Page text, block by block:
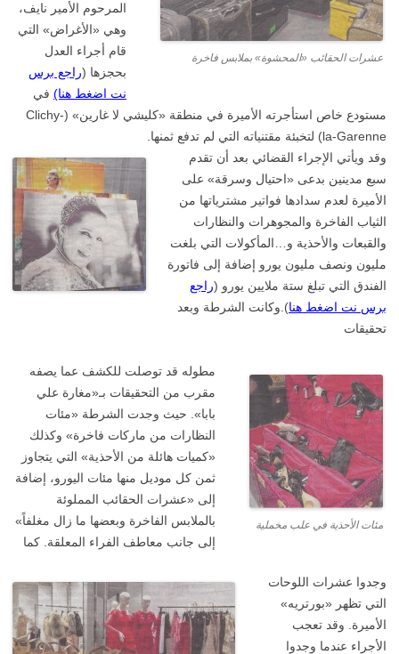
عشرات الحقائب «المحشوة» بملابس فاخرة
المرحوم الأمير نايف،
وهي «الأغراض» التي
قام أجراء العدل
بحجزها (راجع برس
نت اضغط هنا) في
مستودع خاص استأجرته الأميرة في منطقة «كليشي لا غارين» (Clichy-
la-Garenne) لتخبئة مقتنياته التي لم تدفع ثمنها.
وقد ويأتي الإجراء القضائي بعد أن تقدم
سبع مدينين بدعى «احتيال وسرقة» على
الأميرة لعدم سدادها فواتير مشترياتها من
الثياب الفاخرة والمجوهرات والنظارات
والقبعات والأحذية و…المأكولات التي بلغت
مليون ونصف مليون يورو إضافة إلى فاتورة
الفندق التي تبلغ ستة ملايين يورو (راجع
برس نت اضغط هنا). وكانت الشرطة وبعد
تحقيقات
مئات الأحذية في علب مخملية
مطوله قد توصلت للكشف عما يصفه
مقرب من التحقيقات بـ«مغارة علي
بابا». حيث وجدت الشرطة «مئات
النظارات من ماركات فاخرة» وكذلك
«كميات هائلة من الأحذية» التي يتجاوز
ثمن كل موديل منها مئات اليورو، إضافة
إلى «عشرات الحقائب المملوئة
بالملابس الفاخرة وبعضها ما زال مغلفاً»
إلى جانب معاطف الفراء المعلقة. كما
وجدوا عشرات اللوحات
التي تظهر «بورتريه»
الأميرة. وقد تعجب
الأجراء عندما وجدوا